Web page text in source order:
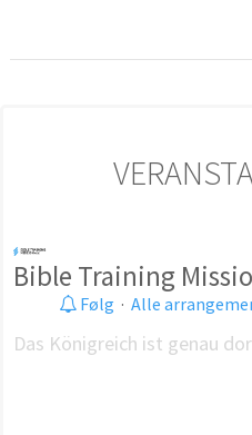
Bible Training
Følg · Alle
Das Königreich ist genau